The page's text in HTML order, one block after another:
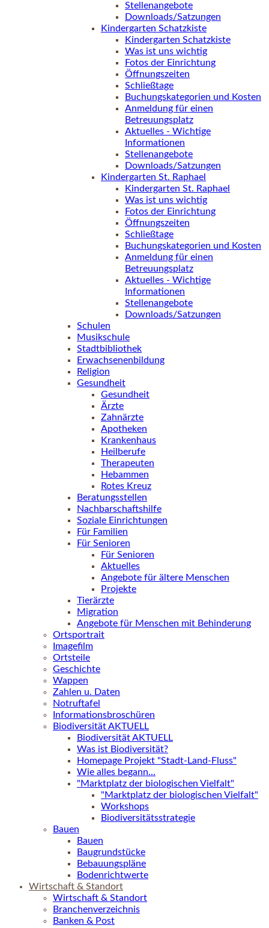
Stellenangebote
Downloads/Satzungen
Kindergarten Schatzkiste
Kindergarten Schatzkiste
Was ist uns wichtig
Fotos der Einrichtung
Öffnungszeiten
Schließtage
Buchungskategorien und Kosten
Anmeldung für einen
Betreuungsplatz
Aktuelles - Wichtige
Informationen
Stellenangebote
Downloads/Satzungen
Kindergarten St. Raphael
Kindergarten St. Raphael
Was ist uns wichtig
Fotos der Einrichtung
Öffnungszeiten
Schließtage
Buchungskategorien und Kosten
Anmeldung für einen
Betreuungsplatz
Aktuelles - Wichtige
Informationen
Stellenangebote
Downloads/Satzungen
Schulen
Musikschule
Stadtbibliothek
Erwachsenenbildung
Religion
Gesundheit
Gesundheit
Ärzte
Zahnärzte
Apotheken
Krankenhaus
Heilberufe
Therapeuten
Hebammen
Rotes Kreuz
Beratungsstellen
Nachbarschaftshilfe
Soziale Einrichtungen
Für Familien
Für Senioren
Für Senioren
Aktuelles
Angebote für ältere Menschen
Projekte
Tierärzte
Migration
Angebote für Menschen mit Behinderung
Ortsportrait
Imagefilm
Ortsteile
Geschichte
Wappen
Zahlen u. Daten
Notruftafel
Informationsbroschüren
Biodiversität AKTUELL
Biodiversität AKTUELL
Was ist Biodiversität?
Homepage Projekt "Stadt-Land-Fluss"
Wie alles begann...
"Marktplatz der biologischen Vielfalt"
"Marktplatz der biologischen Vielfalt"
Workshops
Biodiversitätsstrategie
Bauen
Bauen
Baugrundstücke
Bebauungspläne
Bodenrichtwerte
Wirtschaft & Standort
Wirtschaft & Standort
Branchenverzeichnis
Banken & Post